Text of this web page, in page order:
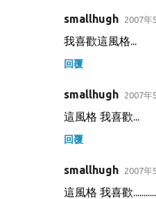
smallhugh 2007年
我喜歡這風格...
回覆
smallhugh 2007年
這風格 我喜歡...
回覆
smallhugh 2007年
這風格 我喜歡